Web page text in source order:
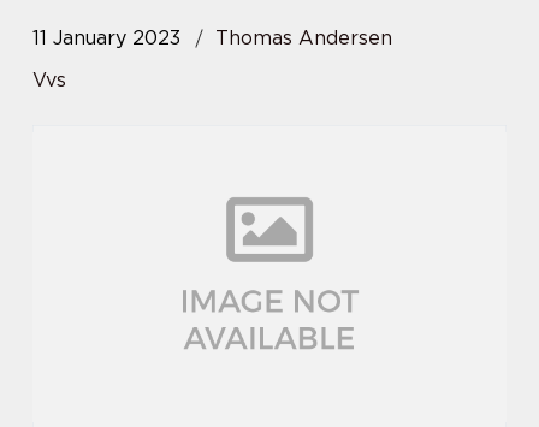
11 January 2023
Thomas Andersen
Vvs